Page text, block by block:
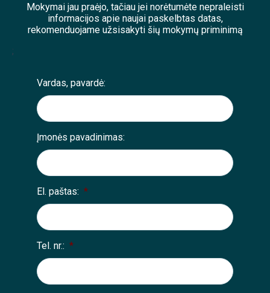
Mokymai jau praėjo, tačiau jei norėtumėte nepraleisti
informacijos apie naujai paskelbtas datas,
rekomenduojame užsisakyti šių mokymų priminimą
;
Vardas, pavardė:
Įmonės pavadinimas:
El. paštas: *
Tel. nr.: *